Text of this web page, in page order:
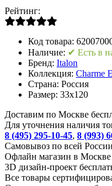
Рейтинг:
Код товара:
Наличие: ✔ Есть в
Бренд: Italon
Коллекция: Charme
Страна: Россия
Размер: 33x120
Доставим по Москве
Для уточнения наличия
8 (495) 295-10-45, 8 (993)
Cамовывоз по всей России
Офлайн магазин в Москве
3D дизайн-проект
Все товары